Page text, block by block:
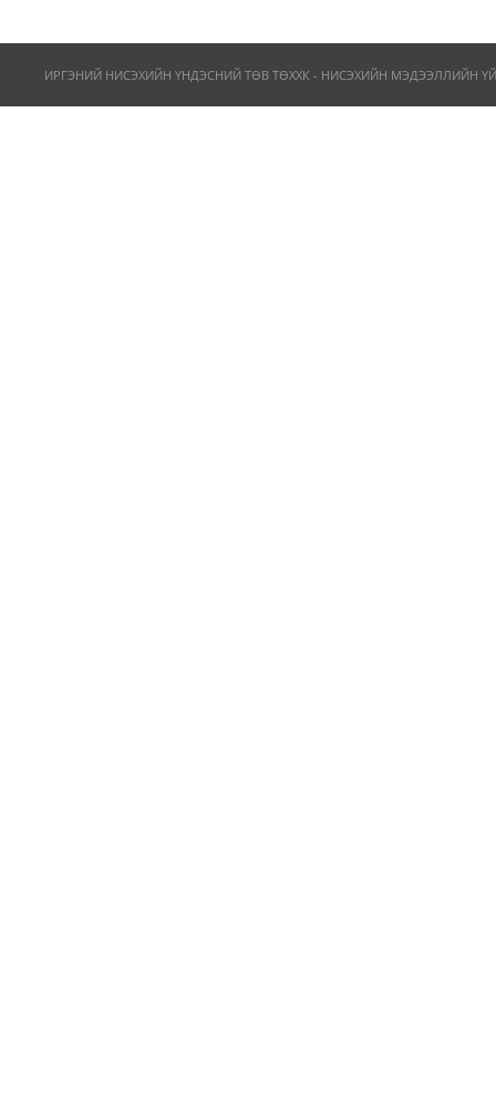
ИРГЭНИЙ НИСЭХИЙН ҮНДЭСНИЙ ТӨВ ТӨХХК - НИСЭХИЙН МЭДЭЭЛЛИЙН